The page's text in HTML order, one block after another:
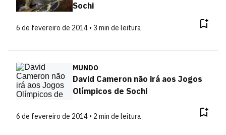
Sochi
6 de fevereiro de 2014 • 3 min de leitura
MUNDO
David Cameron não irá aos Jogos
Olímpicos de Sochi
6 de fevereiro de 2014 • 2 min de leitura